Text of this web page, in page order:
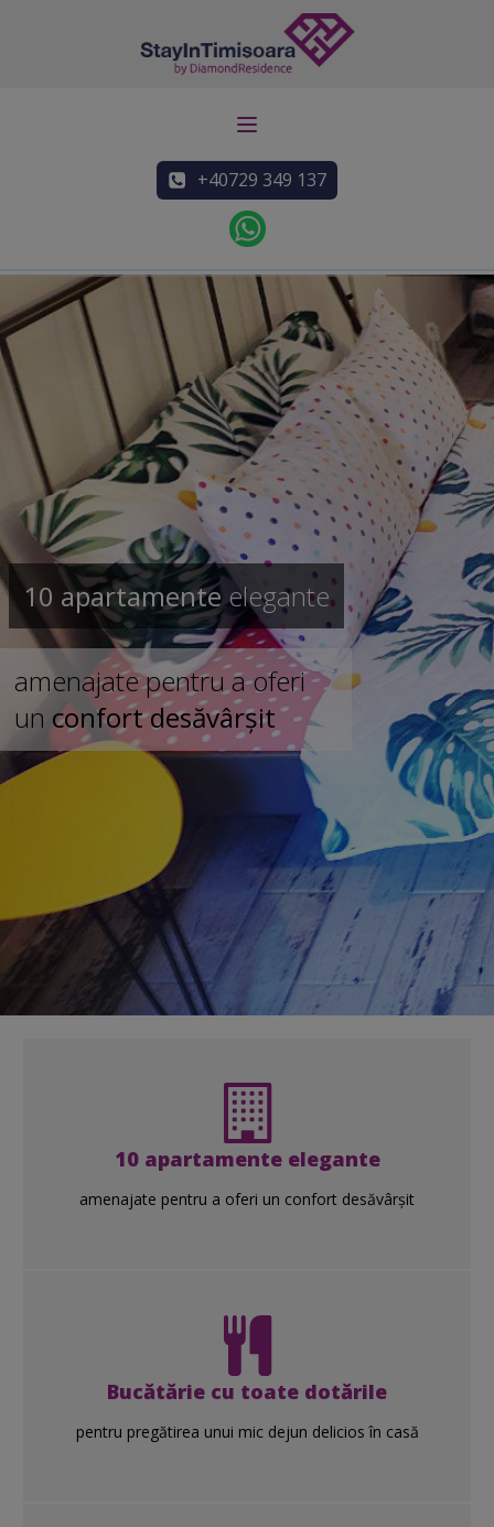
+40729 349 137
10 apartamenteelegante
amenajate pentru a oferi
un confort desăvârșit
10 apartamente elegante
amenajate pentru a oferi un confort desăvârșit
Bucătărie cu toate dotările
pentru pregătirea unui mic dejun delicios în casă